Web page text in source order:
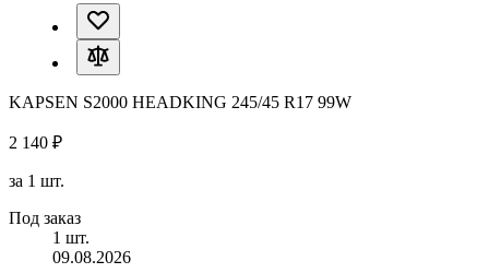
KAPSEN S2000 HEADKING 245/45 R17 99W
2 140 ₽
за 1 шт.
Под заказ
1 шт.
09.08.2026